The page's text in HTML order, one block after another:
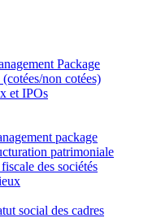
Package
non cotées)
et IPOs
package
patrimoniale
des sociétés
social des cadres